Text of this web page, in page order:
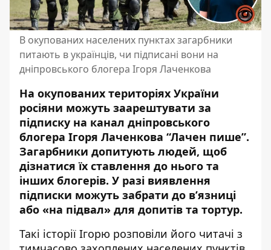
В окупованих населених пунктах загарбники
питають в українців, чи підписані вони на
дніпровського блогера Ігоря Лаченкова
На окупованих територіях України
росіяни можуть заарештувати за
підписку на канал дніпровського
блогера Ігоря Лаченкова “Лачен пише”.
Загарбники допитують людей, щоб
дізнатися їх ставлення до нього та
інших блогерів. У разі виявлення
підписки можуть забрати до в’язниці
або «на підвал» для допитів та тортур.
Такі історії Ігорю розповіли його читачі з